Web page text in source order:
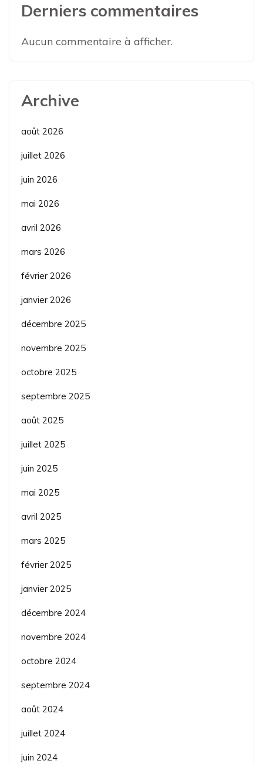
Derniers commentaires
Aucun commentaire à afficher.
Archive
août 2026
juillet 2026
juin 2026
mai 2026
avril 2026
mars 2026
février 2026
janvier 2026
décembre 2025
novembre 2025
octobre 2025
septembre 2025
août 2025
juillet 2025
juin 2025
mai 2025
avril 2025
mars 2025
février 2025
janvier 2025
décembre 2024
novembre 2024
octobre 2024
septembre 2024
août 2024
juillet 2024
juin 2024